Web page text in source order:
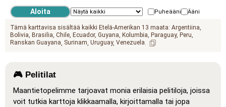
Puheääni Ääni
Tämä karttavisa sisältää kaikki Etelä-Amerikan 13 maata: Argentiina
Bolivia
Brasilia Chile Ecuador Guyana Kolumbia Paraguay Peru
Ranskan Guayana Surinam Uruguay Venezuela
🎮 Pelitilat
Maantietopelimme tarjoavat monia erilaisia pelitiloja, joissa
voit tutkia karttoja klikkaamalla, kirjoittamalla tai jopa